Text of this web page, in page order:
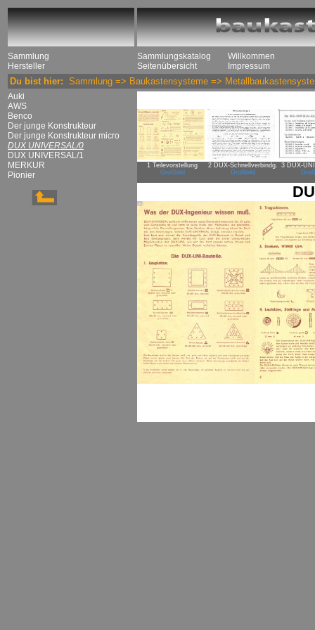
Sammlung
Hersteller
Sammlungskatalog
Seitenübersicht
Willkommen
Impressum
Du bist hier: Sammlung => Baukastensysteme =>
Auki
AWS
Benco
Der junge Konstrukteur
Der junge Konstrukteur micro
DUX UNIVERSAL/0
DUX UNIVERSAL/1
MERKUR
Pionier
1 Teilevorstellung
Großbild
2 DUX-Schnellverbindg.
Großbild
3 DUX-